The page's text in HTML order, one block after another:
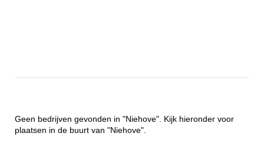
Geen bedrijven gevonden in "Niehove". Kijk hieronder voor
plaatsen in de buurt van "Niehove".